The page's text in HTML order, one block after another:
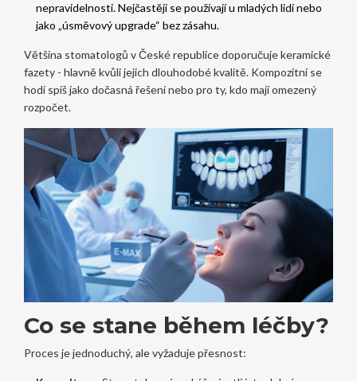
nepravidelnosti. Nejčastěji se používají u mladých lidí nebo
jako „úsměvový upgrade“ bez zásahu.
Většina stomatologů v České republice doporučuje keramické
fazety - hlavně kvůli jejich dlouhodobé kvalitě. Kompozitní se
hodí spíš jako dočasná řešení nebo pro ty, kdo mají omezený
rozpočet.
Co se stane během léčby?
Proces je jednoduchý, ale vyžaduje přesnost: